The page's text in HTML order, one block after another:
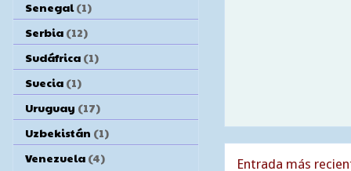
Entrada más
Senegal (1)
Serbia (12)
Sudáfrica (1)
Suecia (1)
Uruguay (17)
Uzbekistán (1)
Venezuela (4)